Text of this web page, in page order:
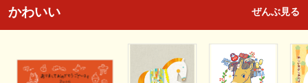
かわいい ぜんぶ見る